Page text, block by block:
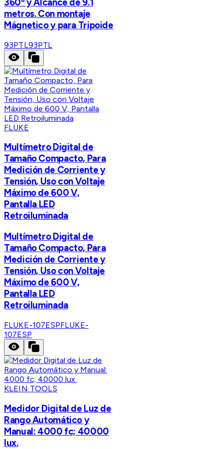
metros. Con montaje
Mágnetico y para Tripoide
93PTL93PTL
FLUKE
Multímetro Digital de
Tamaño Compacto, Para
Medición de Corriente y
Tensión, Uso con Voltaje
Máximo de 600 V,
Pantalla LED
Retroiluminada
Multímetro Digital de
Tamaño Compacto, Para
Medición de Corriente y
Tensión, Uso con Voltaje
Máximo de 600 V,
Pantalla LED
Retroiluminada
FLUKE-107ESPFLUKE-
107ESP
KLEIN TOOLS
Medidor Digital de Luz de
Rango Automático y
Manual: 4000 fc; 40000
lux.